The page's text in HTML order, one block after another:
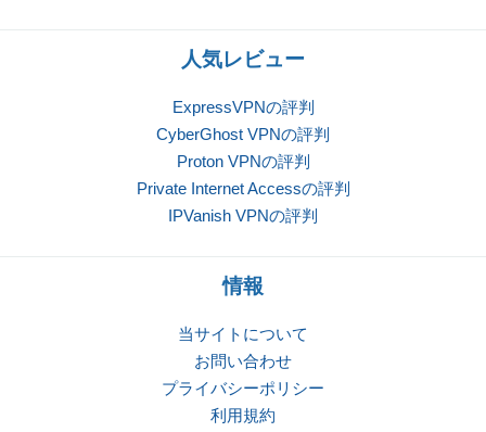
人気レビュー
ExpressVPNの評判
CyberGhost VPNの評判
Proton VPNの評判
Private Internet Accessの評判
IPVanish VPNの評判
情報
当サイトについて
お問い合わせ
プライバシーポリシー
利用規約